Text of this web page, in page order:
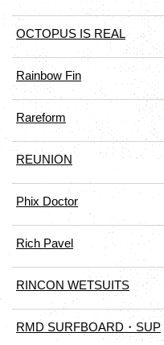
OCTOPUS IS REAL
Rainbow Fin
Rareform
REUNION
Phix Doctor
Rich Pavel
RINCON WETSUITS
RMD SURFBOARD・SUP